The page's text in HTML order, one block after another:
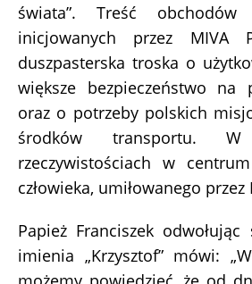
świata”. Treść obchodów
inicjowanych przez MIVA
duszpasterska troska o
większe bezpieczeństwo na
oraz o potrzeby polskich
środków transportu.
rzeczywistościach w
człowieka, umiłowanego przez
Papież Franciszek
imienia „Krzysztof” mówi: